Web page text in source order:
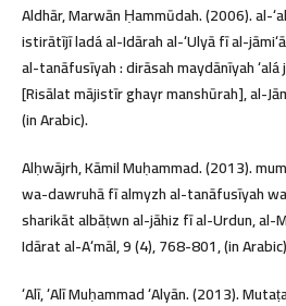
Aldhār, Marwān Ḥammūdah. (2006). al-
istirātījī ladá al-Idārah al-ʻUlyā fī al-
al-tanāfusīyah : dirāsah maydānīyah ʻalá
[Risālat mājistīr ghayr manshūrah], al-
(in Arabic).
Alḥwājrh, Kāmil Muḥammad. (2013).
wa-dawruhā fī almyzh al-tanāfusīyah
sharikāt albāṭwn al-jāhiz fī al-Urdun, al-
Idārat al-Aʻmāl, 9 (4), 768-801, (in
ʻAlī, ʻAlī Muḥammad ʻAlyān. (2013).